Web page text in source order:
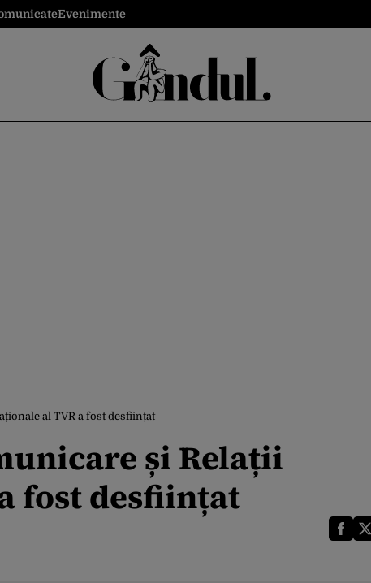
Evenimente
al TVR a fost desființat
și Relații
fost desființat